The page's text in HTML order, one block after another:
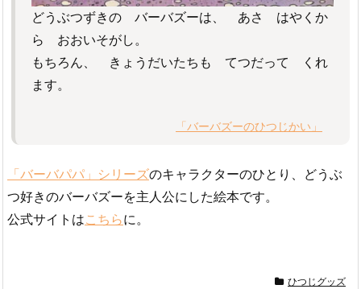
どうぶつずきの バーバズーは、 あさ はやくか
ら おおいそがし。
もちろん、 きょうだいたちも てつだって くれ
ます。
「バーバズーのひつじかい」
「バーバパパ」シリーズのキャラクターのひとり、どうぶ
つ好きのバーバズーを主人公にした絵本です。
公式サイトはこちらに。
ひつじグッズ